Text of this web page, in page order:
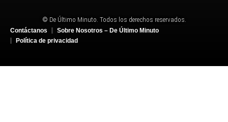
© De Último Minuto. Todos los derechos reservados.
Contáctanos
Sobre Nosotros – De Último Minuto
Política de privacidad